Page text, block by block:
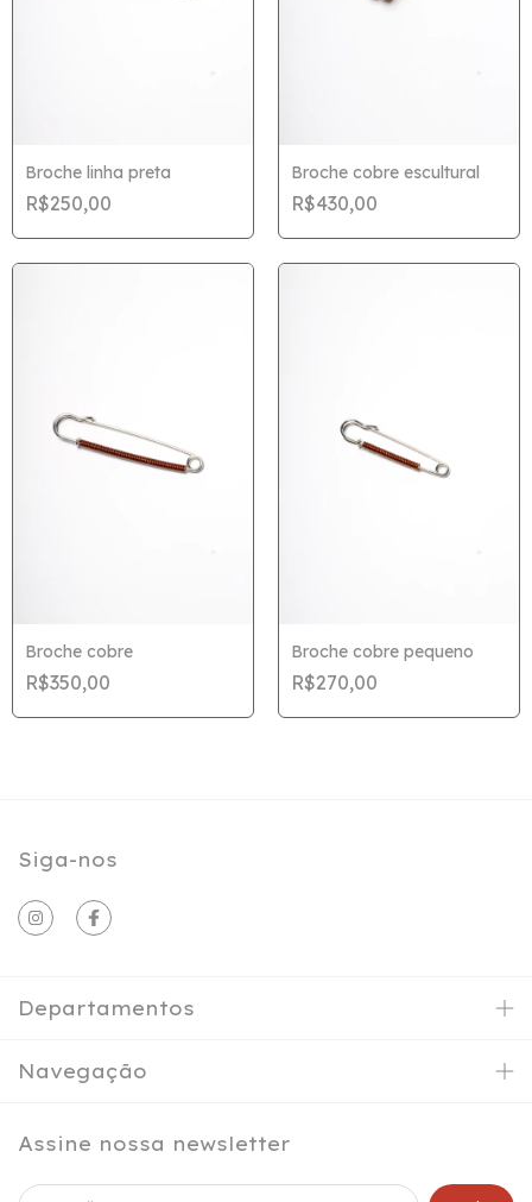
Broche linha preta
R$250,00
Broche cobre escultural
R$430,00
Broche cobre
R$350,00
Broche cobre pequeno
R$270,00
Siga-nos
Departamentos
Navegação
Assine nossa newsletter